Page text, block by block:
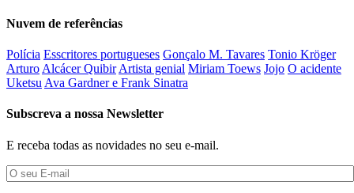
Nuvem de referências
Polícia Esscritores portugueses Gonçalo M. Tavares Tonio Kröger
Arturo Alcácer Quibir Artista genial Miriam Toews Jojo O acidente
Uketsu Ava Gardner e Frank Sinatra
Subscreva a nossa Newsletter
E receba todas as novidades no seu e-mail.